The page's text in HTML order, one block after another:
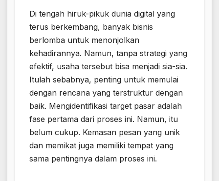
Di tengah hiruk-pikuk dunia digital yang
terus berkembang, banyak bisnis
berlomba untuk menonjolkan
kehadirannya. Namun, tanpa strategi yang
efektif, usaha tersebut bisa menjadi sia-sia.
Itulah sebabnya, penting untuk memulai
dengan rencana yang terstruktur dengan
baik. Mengidentifikasi target pasar adalah
fase pertama dari proses ini. Namun, itu
belum cukup. Kemasan pesan yang unik
dan memikat juga memiliki tempat yang
sama pentingnya dalam proses ini.